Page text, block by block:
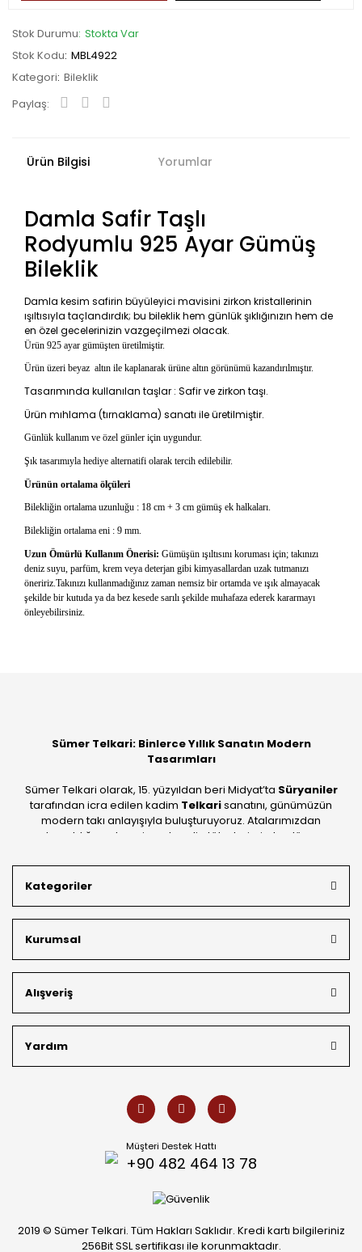
Stok Durumu Stokta Var
Stok Kodu MBL4922
Kategori Bileklik
Paylaş:
Ürün Bilgisi Yorumlar
Damla Safir Taşlı
Rodyumlu 925 Ayar Gümüş
Bileklik
Damla kesim safirin büyüleyici mavisini zirkon kristallerinin
ışıltısıyla taçlandırdık; bu bileklik hem günlük şıklığınızın hem de
en özel gecelerinizin vazgeçilmezi olacak.
Ürün 925 ayar gümüşten üretilmiştir.
Ürün üzeri beyaz altın ile kaplanarak ürüne altın görünümü kazandırılmıştır.
Tasarımında kullanılan taşlar : Safir ve zirkon taşı.
Ürün mıhlama (tırnaklama) sanatı ile üretilmiştir.
Günlük kullanım ve özel günler için uygundur.
Şık tasarımıyla hediye alternatifi olarak tercih edilebilir.
Ürünün ortalama ölçüleri
Bilekliğin ortalama uzunluğu : 18 cm + 3 cm gümüş ek halkaları.
Bilekliğin ortalama eni : 9 mm.
Uzun Ömürlü Kullanım Önerisi: Gümüşün ışıltısını koruması için; takınızı
deniz suyu, parfüm, krem veya deterjan gibi kimyasallardan uzak tutmanızı
öneririz.Takınızı kullanmadığınız zaman nemsiz bir ortamda ve ışık almayacak
şekilde bir kutuda ya da bez kesede sarılı şekilde muhafaza ederek kararmayı
önleyebilirsiniz.
Sümer Telkari: Binlerce Yıllık Sanatın Modern
Tasarımları
Sümer Telkari olarak, 15. yüzyıldan beri Midyat’ta Süryaniler
tarafından icra edilen kadim Telkarisanatını, günümüzün
modern takı anlayışıyla buluşturuyoruz. Atalarımızdan
devraldığımız bu mirası; kendi atölyelerimizde, dünya
Mardin’in tarihi dokusunu yansıtan geleneksel işlemeleri, her
müşterilerimizin özel siparişlerini benzersiz bir titizlikle
hazırlıyor; köklü geçmişimizi geleceğin takı modasına
güvenle taşıyoruz.
Kategoriler
Kurumsal
Alışveriş
Yardım
Müşteri Destek Hattı
+90 482 464 13 78
2019 © Sümer Telkari. Tüm Hakları Saklıdır. Kredi kartı bilgileriniz
256Bit SSL sertifikası ile korunmaktadır.